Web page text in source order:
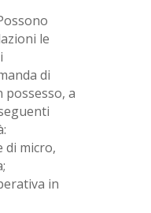
le
di
possesso, a
di micro,
in